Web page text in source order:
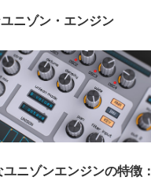
ニゾン・エンジン
ニゾンエンジンの特徴：